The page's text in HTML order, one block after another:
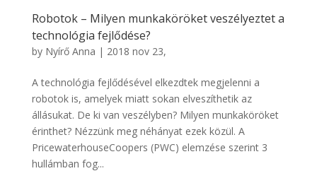
Robotok – Milyen munkaköröket veszélyeztet a
technológia fejlődése?
by Nyírő Anna | 2018 nov 23,
A technológia fejlődésével elkezdtek megjelenni a
robotok is, amelyek miatt sokan elveszíthetik az
állásukat. De ki van veszélyben? Milyen munkaköröket
érinthet? Nézzünk meg néhányat ezek közül. A
PricewaterhouseCoopers (PWC) elemzése szerint 3
hullámban fog...